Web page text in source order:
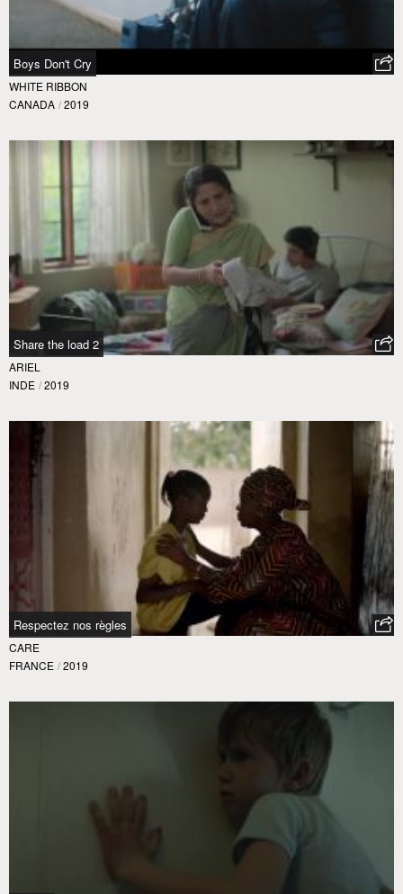
Boys Don't Cry
WHITE RIBBON
CANADA / 2019
Share the load 2
ARIEL
INDE / 2019
Respectez nos règles
CARE
FRANCE / 2019